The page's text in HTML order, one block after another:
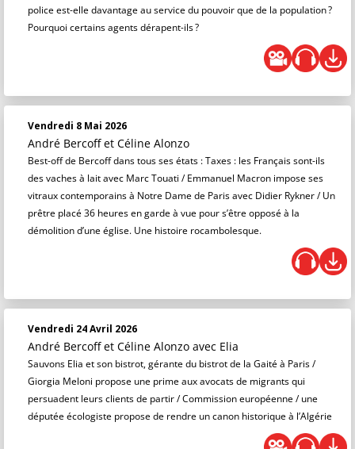
police est-elle davantage au service du pouvoir que de la population ?
Pourquoi certains agents dérapent-ils ?
Vendredi 8 Mai 2026
André Bercoff et Céline Alonzo
Best-off de Bercoff dans tous ses états : Taxes : les Français sont-ils
des vaches à lait avec Marc Touati / Emmanuel Macron impose ses
vitraux contemporains à Notre Dame de Paris avec Didier Rykner / Un
prêtre placé 36 heures en garde à vue pour s’être opposé à la
démolition d’une église. Une histoire rocambolesque.
Vendredi 24 Avril 2026
André Bercoff et Céline Alonzo avec Elia
Sauvons Elia et son bistrot, gérante du bistrot de la Gaité à Paris /
Giorgia Meloni propose une prime aux avocats de migrants qui
persuadent leurs clients de partir / Commission européenne / une
députée écologiste propose de rendre un canon historique à l’Algérie